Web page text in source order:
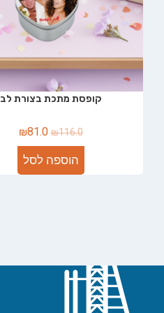
קופסת מתכת בצורת לב
₪116.0
₪81.0
הוספה לסל